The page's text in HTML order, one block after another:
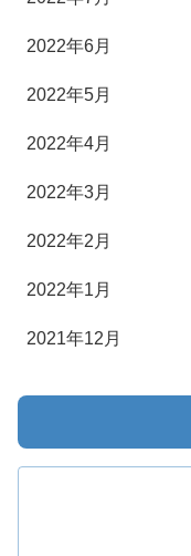
2022年6月
2022年5月
2022年4月
2022年3月
2022年2月
2022年1月
2021年12月